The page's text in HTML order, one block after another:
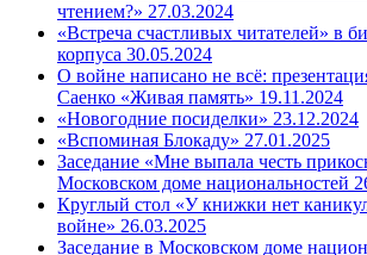
чтением?» 27.03.2024
«Встреча счастливых читателей» в
корпуса 30.05.2024
О войне написано не всё:
Саенко «Живая память» 19.11.2024
«Новогодние посиделки» 23.12.2024
«Вспоминая Блокаду» 27.01.2025
Заседание «Мне выпала честь
Московском доме национальностей
Круглый стол «У книжки нет
войне» 26.03.2025
Заседание в Московском доме